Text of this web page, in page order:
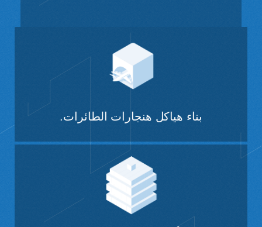
بناء هياكل هنجارات الطائرات.